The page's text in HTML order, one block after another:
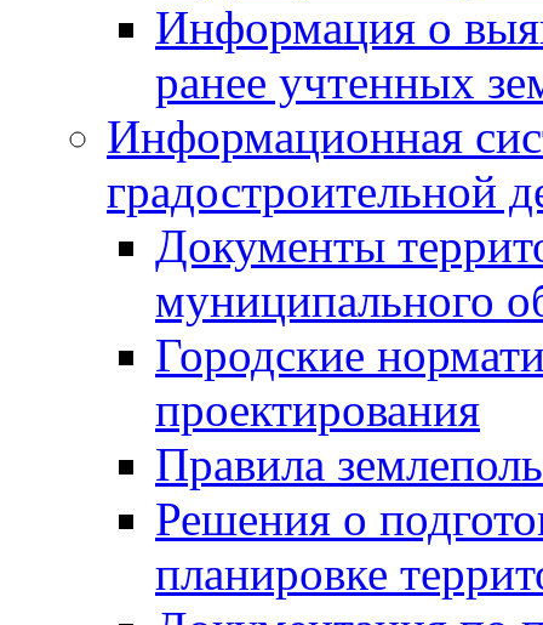
Информация о
ранее учтенных
Информационная
градостроительной
Документы
муниципального
Городские
проектирования
Правила
Решения о
планировке